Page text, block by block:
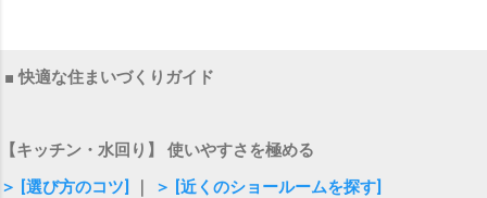
■ 快適な住まいづくりガイド
【キッチン・水回り】 使いやすさを極める
＞ [選び方のコツ]
＞ [近くのショールームを探す]